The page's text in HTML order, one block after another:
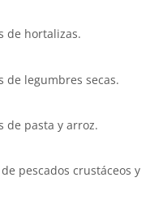
de hortalizas.
de legumbres secas.
de pasta y arroz.
pescados crustáceos y